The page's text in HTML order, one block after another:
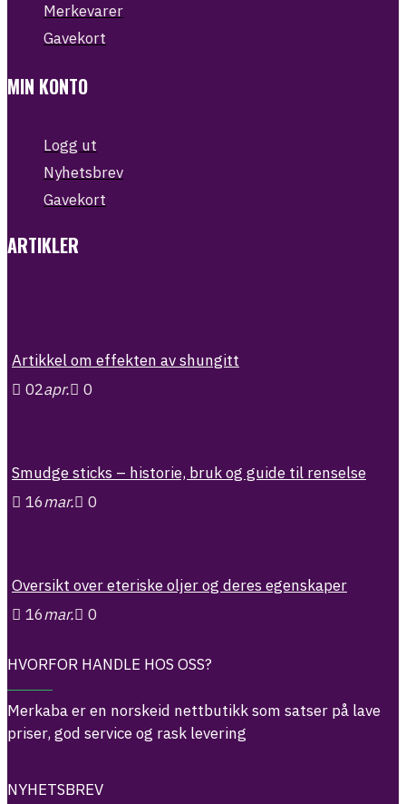
Merkevarer
Gavekort
MIN KONTO
Logg ut
Nyhetsbrev
Gavekort
ARTIKLER
Artikkel om effekten av shungitt
02apr. 0
Smudge sticks – historie, bruk og guide til renselse
16mar. 0
Oversikt over eteriske oljer og deres egenskaper
16mar. 0
HVORFOR HANDLE HOS OSS?
Merkaba er en norskeid nettbutikk som satser på lave
priser, god service og rask levering
NYHETSBREV